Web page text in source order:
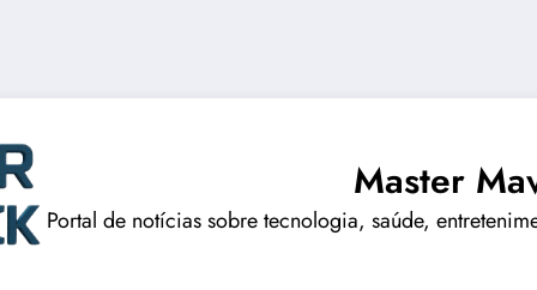
Master
Portal de notícias sobre tecnologia, saúde,